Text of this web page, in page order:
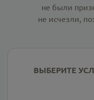
не были
не исчезли,
ВЫБЕРИТЕ